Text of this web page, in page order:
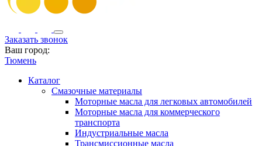
Заказать звонок
Ваш город:
Тюмень
Каталог
Смазочные материалы
Моторные масла для легковых автомобилей
Моторные масла для коммерческого
транспорта
Индустриальные масла
Трансмиссионные масла